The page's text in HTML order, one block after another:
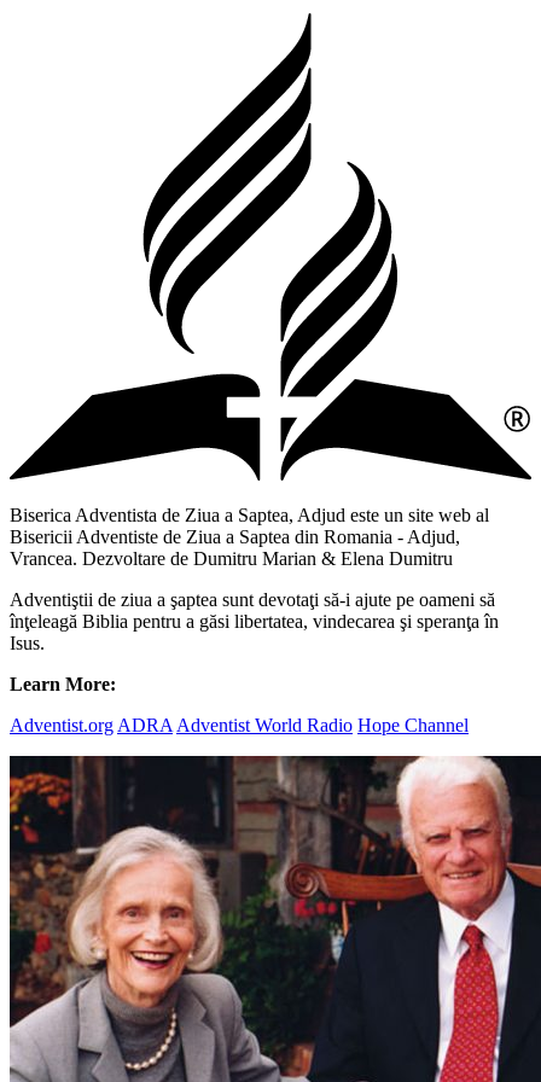
Biserica Adventista de Ziua a Saptea, Adjud este un site web al
Bisericii Adventiste de Ziua a Saptea din Romania - Adjud,
Vrancea. Dezvoltare de Dumitru Marian & Elena Dumitru
Adventiştii de ziua a şaptea sunt devotaţi să-i ajute pe oameni să
înţeleagă Biblia pentru a găsi libertatea, vindecarea şi speranţa în
Isus.
Learn More:
Adventist.org ADRA Adventist World Radio Hope Channel